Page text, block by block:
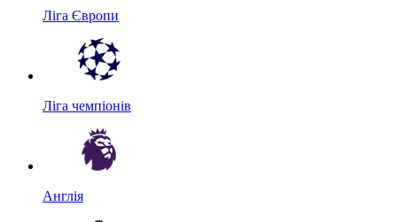
Ліга Європи
Ліга чемпіонів
Англія